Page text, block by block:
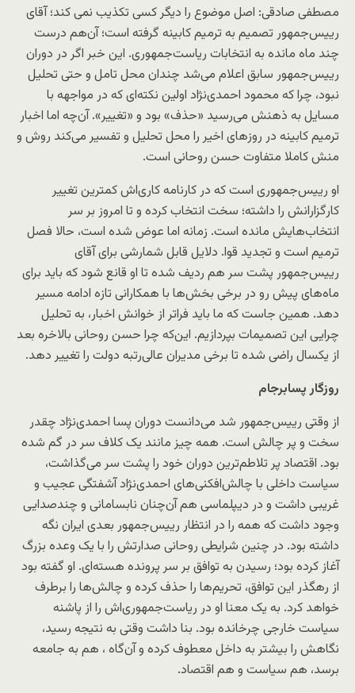
مصطفی صادقی: اصل موضوع را دیگر کسی تکذیب نمی کند؛ آقای
رییس‌جمهور تصمیم به ترمیم کابینه گرفته است؛ آن‌هم درست
چند ماه مانده به انتخابات ریاست‌جمهوری. این خبر اگر در دوران
رییس‌جمهور سابق اعلام می‌شد چندان محل تامل و حتی تحلیل
نبود، چرا که محمود احمدی‌نژاد اولین نکته‌ای که در مواجهه با
مسایل به ذهنش می‌رسید «حذف» بود و «تغییر». آن‌چه اما اخبار
ترمیم کابینه در روزهای اخیر را محل تحلیل و تفسیر می‌کند روش و
منش کاملا متفاوت حسن روحانی است.
او رییس‌جمهوری است که در کارنامه کاری‌اش کمترین تغییر
کارگزارانش را داشته؛ سخت انتخاب کرده و تا امروز بر سر
انتخاب‌هایش مانده است. زمانه اما عوض شده است، حالا فصل
ترمیم است و تجدید قوا. دلایل قابل شمارشی برای آقای
رییس‌جمهور پشت سر هم ردیف شده تا او قانع شود که باید برای
ماه‌های پیش رو در برخی بخش‌ها با همکارانی تازه ادامه مسیر
دهد. همین جاست که ما باید فراتر از خوانش اخبار، به تحلیل
چرایی این تصمیمات بپردازیم. این‌که چرا حسن روحانی بالاخره بعد
از یکسال راضی شده تا برخی مدیران عالی‌رتبه دولت را تغییر دهد.
روزگار پسابرجام
از وقتی رییس‌جمهور شد می‌دانست دوران پسا احمدی‌نژاد چقدر
سخت و پر چالش است. همه چیز مانند یک کلاف سر در گم شده
بود. اقتصاد پر تلاطم‌ترین دوران خود را پشت سر می‌گذاشت،
سیاست داخلی با چالش‌افکنی‌های احمدی‌نژاد آشفتگی عجیب و
غریبی داشت و در دیپلماسی هم آن‌چنان نابسامانی و چندصدایی
وجود داشت که همه را در انتظار رییس‌جمهور بعدی ایران نگه
داشته بود. در چنین شرایطی روحانی صدارتش را با یک وعده بزرگ
آغاز کرده بود؛ رسیدن به توافق بر سر پرونده هسته‌ای. او گفته بود
از رهگذر این توافق، تحریم‌ها را حذف کرده و چالش‌ها را برطرف
خواهد کرد. به یک معنا او در ریاست‌جمهوری‌اش را از پاشنه
سیاست خارجی چرخانده بود. بنا داشت وقتی به نتیجه رسید،
نگاهش را بیشتر به داخل معطوف کرده و آن‌گاه ، هم به جامعه
برسد، هم سیاست و هم اقتصاد.